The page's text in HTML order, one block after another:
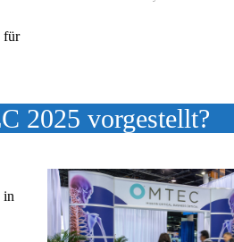
für
2025 vorgestellt?
in